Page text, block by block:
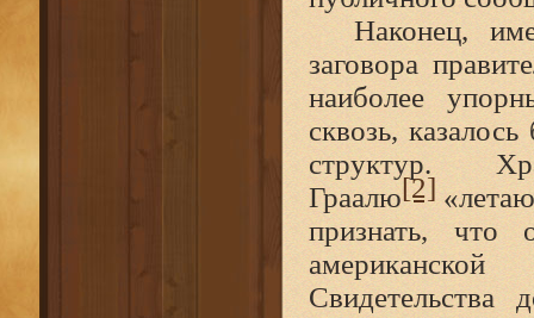
Наконец,
заговора
наиболее
сквозь,
структур.
Граалю[2]
признать, что
Свидетельства